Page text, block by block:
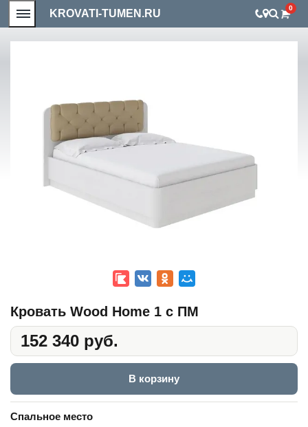
KROVATI-TUMEN.RU 0
Кровать Wood Home 1 с ПМ
152 340 руб.
В корзину
Спальное место